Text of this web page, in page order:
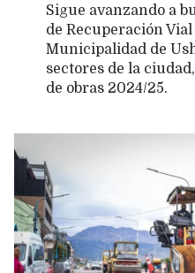
Sigue avanzando a
de Recuperación
Municipalidad de
sectores de la
de obras 2024/25.